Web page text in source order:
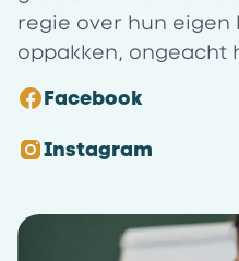
regie over hun eigen
oppakken, ongeacht
Facebook
Instagram